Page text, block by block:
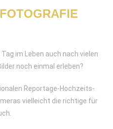
im Leben auch nach vielen
noch einmal erleben?
Reportage-Hochzeits-
vielleicht die richtige für